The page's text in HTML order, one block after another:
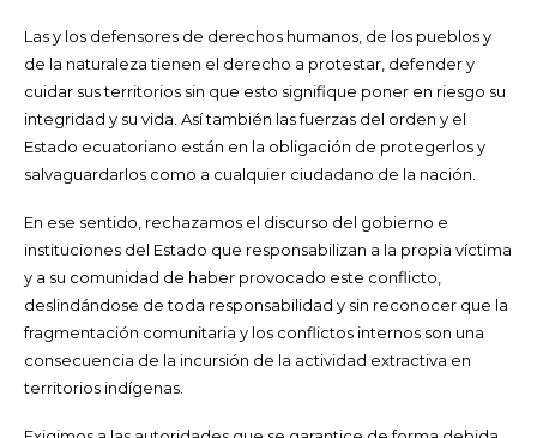
Las y los defensores de derechos humanos, de los pueblos y
de la naturaleza tienen el derecho a protestar, defender y
cuidar sus territorios sin que esto signifique poner en riesgo su
integridad y su vida. Así también las fuerzas del orden y el
Estado ecuatoriano están en la obligación de protegerlos y
salvaguardarlos como a cualquier ciudadano de la nación.
En ese sentido, rechazamos el discurso del gobierno e
instituciones del Estado que responsabilizan a la propia víctima
y a su comunidad de haber provocado este conflicto,
deslindándose de toda responsabilidad y sin reconocer que la
fragmentación comunitaria y los conflictos internos son una
consecuencia de la incursión de la actividad extractiva en
territorios indígenas.